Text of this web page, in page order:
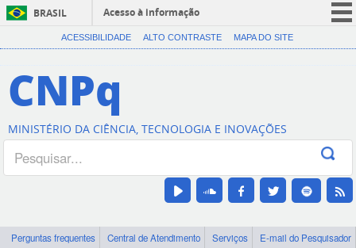
BRASIL
Acesso à informação
CORONAVÍRUS (COVID-19)
Canais
ACESSIBILIDADE ALTO CONTRASTE MAPA DO SITE
CNPq
MINISTÉRIO DA CIÊNCIA, TECNOLOGIA E INOVAÇÕES
Perguntas frequentes Central de Atendimento Serviços
E-mail do Pesquisador